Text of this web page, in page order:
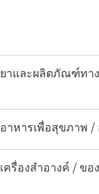
ยาและผลิตภัณฑ์ทา
อาหารเพื่อสุขภาพ /
เครื่องสำอางค์ / ข